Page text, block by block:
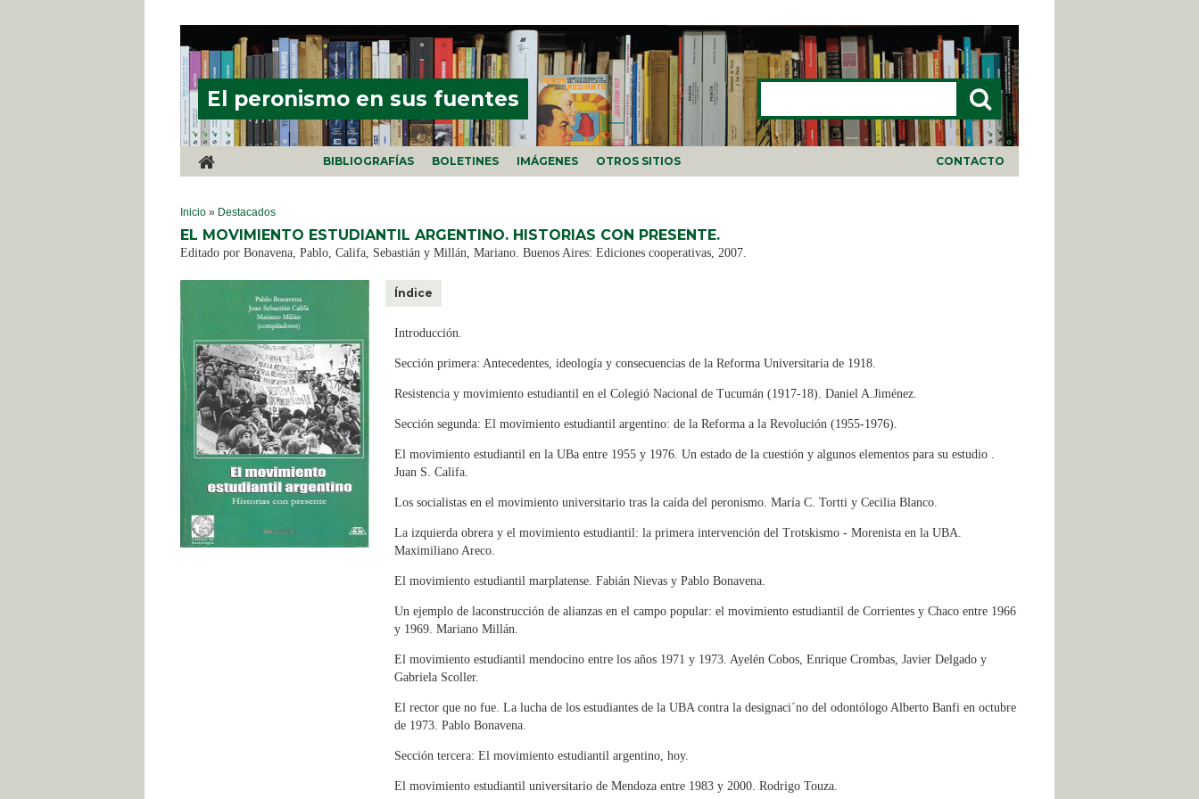
El peronismo en sus fuentes
Buscar
BIBLIOGRAFÍAS BOLETINES IMÁGENES OTROS SITIOS CONTACTO
SE ENCUENTRA USTED AQUÍ
Inicio » Destacados
EL MOVIMIENTO ESTUDIANTIL ARGENTINO. HISTORIAS CON PRESENTE.
Editado por Bonavena, Pablo, Califa, Sebastián y Millán, Mariano. Buenos Aires: Ediciones cooperativas, 2007.
Índice
Introducción.
Sección primera: Antecedentes, ideología y consecuencias de la Reforma Universitaria de 1918.
Resistencia y movimiento estudiantil en el Colegió Nacional de Tucumán (1917-18). Daniel A.Jiménez.
Sección segunda: El movimiento estudiantil argentino: de la Reforma a la Revolución (1955-1976).
El movimiento estudiantil en la UBa entre 1955 y 1976. Un estado de la cuestión y algunos elementos para su estudio .
Juan S. Califa.
Los socialistas en el movimiento universitario tras la caída del peronismo. María C. Tortti y Cecilia Blanco.
La izquierda obrera y el movimiento estudiantil: la primera intervención del Trotskismo - Morenista en la UBA.
Maximiliano Areco.
El movimiento estudiantil marplatense. Fabián Nievas y Pablo Bonavena.
Un ejemplo de laconstrucción de alianzas en el campo popular: el movimiento estudiantil de Corrientes y Chaco entre 1966
y 1969. Mariano Millán.
El movimiento estudiantil mendocino entre los años 1971 y 1973. Ayelén Cobos, Enrique Crombas, Javier Delgado y
Gabriela Scoller.
El rector que no fue. La lucha de los estudiantes de la UBA contra la designaci´no del odontólogo Alberto Banfi en octubre
de 1973. Pablo Bonavena.
Sección tercera: El movimiento estudiantil argentino, hoy.
El movimiento estudiantil universitario de Mendoza entre 1983 y 2000. Rodrigo Touza.